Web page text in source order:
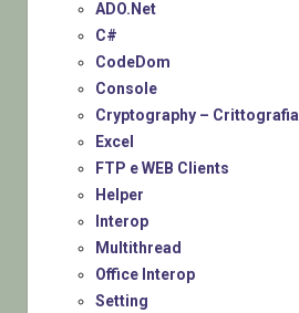
ADO.Net
C#
CodeDom
Console
Cryptography – Crittografia
Excel
FTP e WEB Clients
Helper
Interop
Multithread
Office Interop
Setting